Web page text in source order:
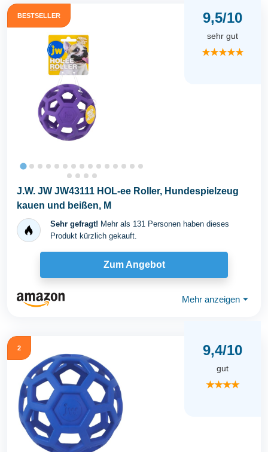
BESTSELLER 9,5/10
sehr gut
★★★★★
J.W. JW JW43111 HOL-ee Roller, Hundespielzeug
kauen und beißen, M
Sehr gefragt! Mehr als 131 Personen haben dieses
Produkt kürzlich gekauft.
Zum Angebot
Mehr anzeigen ⏷
2 9,4/10
gut
★★★★